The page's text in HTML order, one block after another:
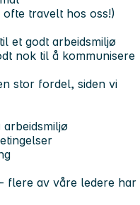
travelt hos oss!)
et godt arbeidsmiljø
nok til å kommunisere
stor fordel, siden vi
flere av våre ledere har